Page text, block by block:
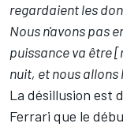
regardaient les
Nous n'avons pas
puissance va être
nuit, et nous
La désillusion est
Ferrari que le